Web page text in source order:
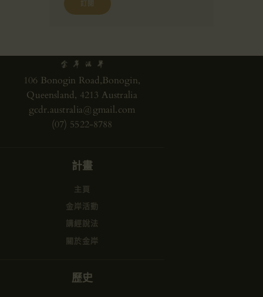
106 Bonogin Road,Bonogin,
Queensland, 4213 Australia
gcdr.australia@gmail.com
(07) 5522-8788
計畫
主頁
金岸活動
講經說法
關於金岸
歷史